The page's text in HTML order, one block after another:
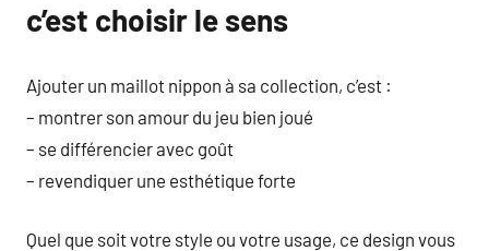
c’est choisir le sens
Ajouter un maillot nippon à sa collection, c’est :
– montrer son amour du jeu bien joué
– se différencier avec goût
– revendiquer une esthétique forte
Quel que soit votre style ou votre usage, ce design vous